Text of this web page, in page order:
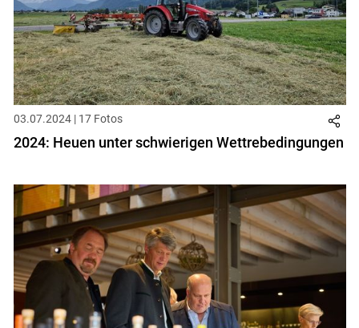
03.07.2024 | 17 Fotos
2024: Heuen unter schwierigen Wettrebedingungen